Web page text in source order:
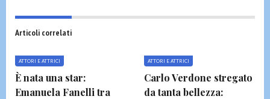
Articoli correlati
ATTORI E ATTRICI
È nata una star:
Emanuela Fanelli tra
ATTORI E ATTRICI
Carlo Verdone stregato
da tanta bellezza: